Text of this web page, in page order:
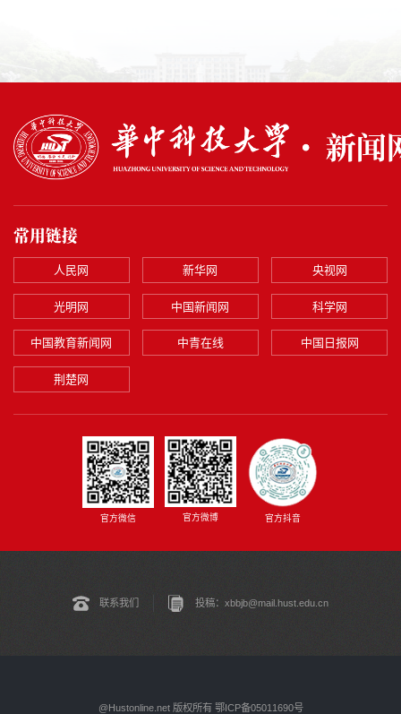
常用链接
人民网 新华网 央视网
光明网 中国新闻网 科学网
中国教育新闻网 中青在线 中国日报网
荆楚网
官方微信 官方微博 官方抖音
联系我们 投稿：xbbjb@mail.hust.edu.cn
@Hustonline.net 版权所有 鄂ICP备05011690号